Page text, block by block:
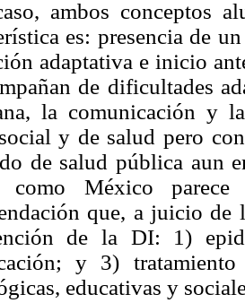
ambos conceptos
es: presencia de
adaptativa e inicio
de dificultades
la comunicación y
y de salud pero
de salud pública aun
como México
que, a juicio de
de la DI: 1)
y 3) tratamiento
educativas y